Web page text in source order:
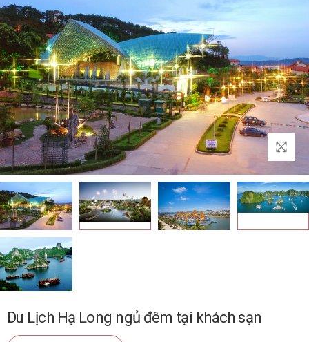
Du Lịch Hạ Long ngủ đêm tại khách sạn